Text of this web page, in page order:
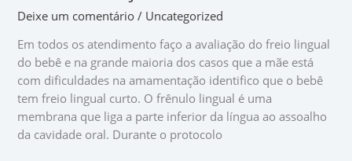
Deixe um comentário / Uncategorized
Em todos os atendimento faço a avaliação do freio lingual
do bebê e na grande maioria dos casos que a mãe está
com dificuldades na amamentação identifico que o bebê
tem freio lingual curto. O frênulo lingual é uma
membrana que liga a parte inferior da língua ao assoalho
da cavidade oral. Durante o protocolo
pode
impactar
na
amamentação?